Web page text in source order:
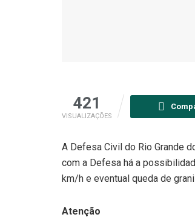
421
VISUALIZAÇÕES
A Defesa Civil do Rio Grande
com a Defesa há a
km/h e eventual queda de
Atenção